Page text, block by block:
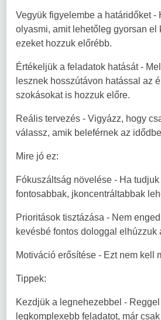
Vegyük figyelembe a határidőket -
olyasmi, amit lehetőleg gyorsan el
ezeket hozzuk előrébb.
Értékeljük a feladatok hatását -
lesznek hosszútávon hatással az
szokásokat is hozzuk előre.
Reális tervezés - Vigyázz, hogy
válassz, amik beleférnek az
Mire jó ez:
Fókuszáltság növelése - Ha
fontosabbak, jkoncentráltabbak
Prioritások tisztázása - Nem
kevésbé fontos dologgal elhúzzuk
Motiváció erősítése - Ezt nem kell
Tippek:
Kezdjük a legnehezebbel -
legkomplexebb feladatot, már